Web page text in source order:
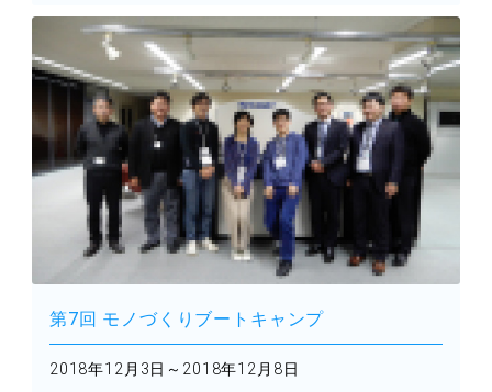
第7回 モノづくりブートキャンプ
2018年12月3日～2018年12月8日